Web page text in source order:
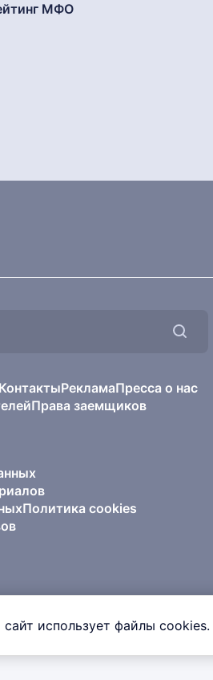
МФО
КонтактыРекламаПресса о нас
Права заемщиков
Политика cookies
использует файлы cookies.